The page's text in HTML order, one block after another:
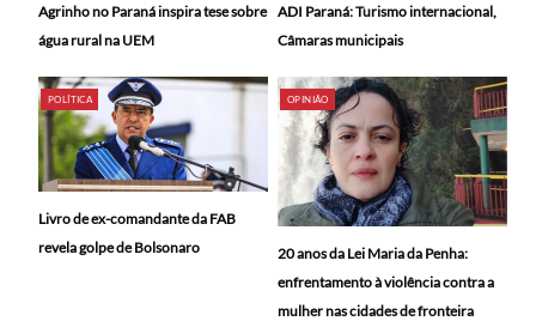
Agrinho no Paraná inspira tese sobre
água rural na UEM
ADI Paraná: Turismo internacional,
Câmaras municipais
POLÍTICA
Livro de ex-comandante da FAB
revela golpe de Bolsonaro
OPINIÃO
20 anos da Lei Maria da Penha:
enfrentamento à violência contra a
mulher nas cidades de fronteira